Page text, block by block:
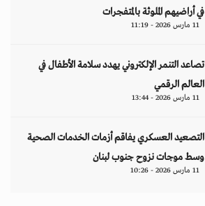
في أراضيهم الملوثة بالمتفجرات
11 مارس 2026 - 11:19
تصاعد التنمر الإلكتروني يهدد سلامة الأطفال في
العالم الرقمي
11 مارس 2026 - 13:44
التصعيد العسكري يفاقم أزمات الخدمات الصحية
وسط موجات نزوح جنوب لبنان
11 مارس 2026 - 10:26